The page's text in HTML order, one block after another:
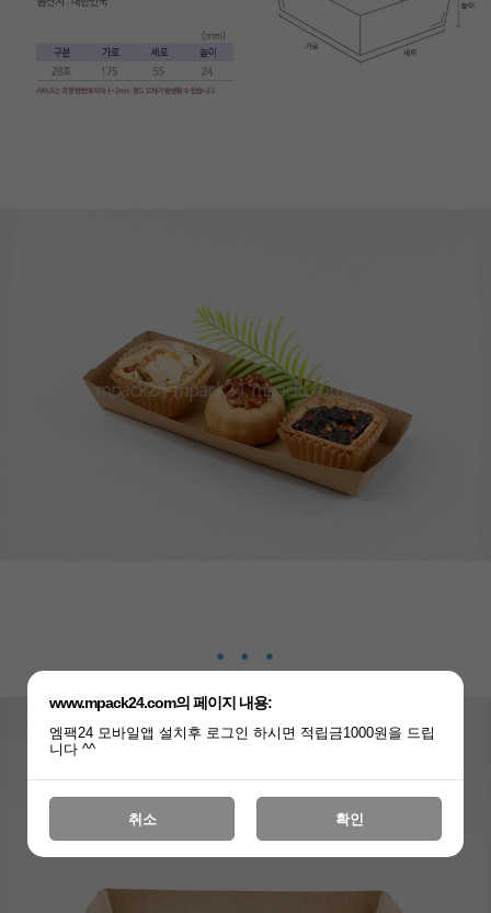
www.mpack24.com의 페이지 내용:
엠팩24 모바일앱 설치후 로그인 하시면 적립금1000원을 드립
니다 ^^
취소 확인